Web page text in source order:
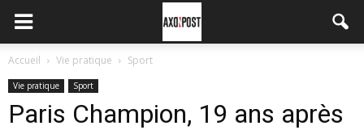
Accueil Vie pratique Sport
Vie pratique Sport
Paris Champion, 19 ans après